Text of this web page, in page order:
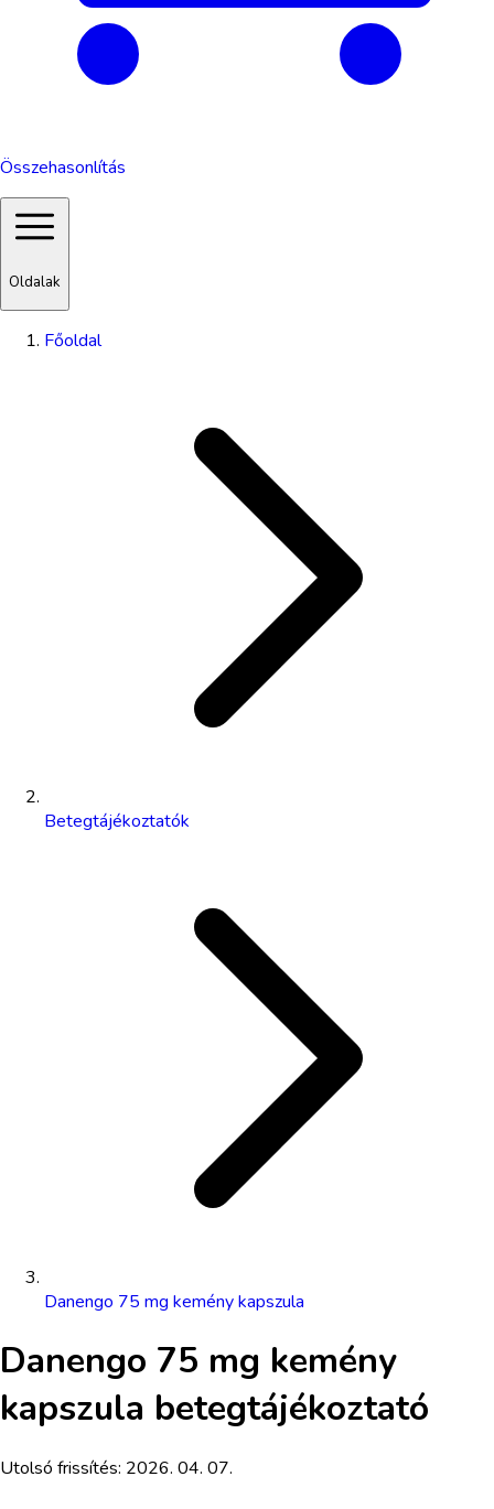
Összehasonlítás
Oldalak
Főoldal
Betegtájékoztatók
Danengo 75 mg kemény kapszula
Danengo 75 mg kemény
kapszula betegtájékoztató
Utolsó frissítés: 2026. 04. 07.